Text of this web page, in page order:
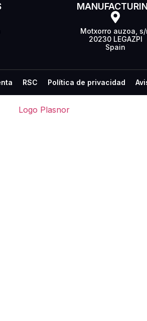
Motxorro auzoa, s/
20230 LEGAZPI
Spain
RSC Política de privacidad